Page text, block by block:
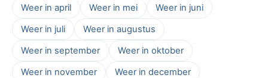
Weer in april Weer in mei
Weer in juni
Weer in juli
Weer in augustus
Weer in september
Weer in oktober
Weer in november
Weer in december